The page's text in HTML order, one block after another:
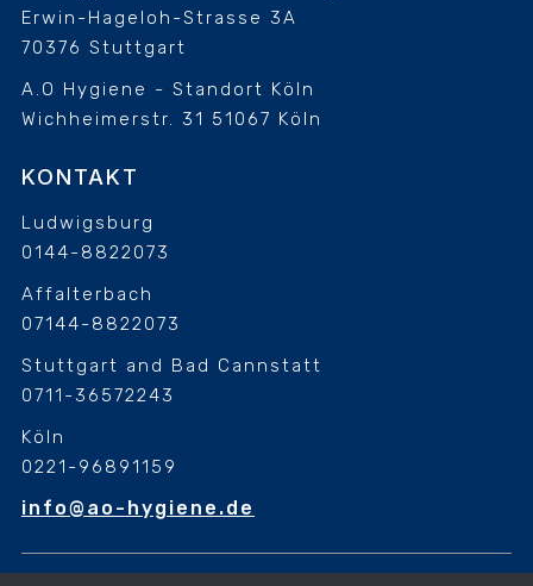
Erwin-Hageloh-Strasse 3A
70376 Stuttgart
A.O Hygiene - Standort Köln
Wichheimerstr. 31 51067 Köln
KONTAKT
Ludwigsburg
0144-8822073
Affalterbach
07144-8822073
Stuttgart and Bad Cannstatt
0711-36572243
Köln
0221-96891159
info@ao-hygiene.de